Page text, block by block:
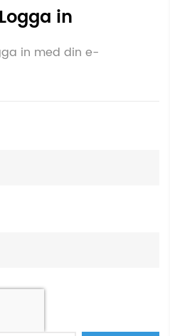
in
in med din e-